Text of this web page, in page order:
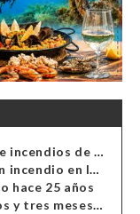
Detenido el autor de una oleada de incendios de contenedores en Almería
Madre e hijo hospitalizados tras un incendio en la cocina de una vivienda en Almería
hace 25 años
Confirmada la condena de tres años y tres meses al hombre de Antas acusado de xenofobia